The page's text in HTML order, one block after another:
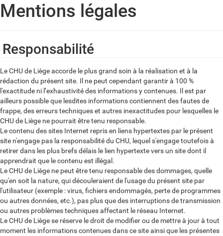
Mentions légales
Responsabilité
Le CHU de Liège accorde le plus grand soin à la réalisation et à la
rédaction du présent site. Il ne peut cependant garantir à 100 %
l'exactitude ni l’exhaustivité des informations y contenues. Il est par
ailleurs possible que lesdites informations contiennent des fautes de
frappe, des erreurs techniques et autres inexactitudes pour lesquelles le
CHU de Liège ne pourrait être tenu responsable.
Le contenu des sites Internet repris en liens hypertextes par le présent
site n'engage pas la responsabilité du CHU, lequel s'engage toutefois à
retirer dans les plus brefs délais le lien hypertexte vers un site dont il
apprendrait que le contenu est illégal.
Le CHU de Liège ne peut être tenu responsable des dommages, quelle
qu'en soit la nature, qui découleraient de l'usage du présent site par
l'utilisateur (exemple : virus, fichiers endommagés, perte de programmes
ou autres données, etc.), pas plus que des interruptions de transmission
ou autres problèmes techniques affectant le réseau Internet.
Le CHU de Liège se réserve le droit de modifier ou de mettre à jour à tout
moment les informations contenues dans ce site ainsi que les présentes